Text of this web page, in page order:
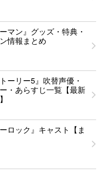
マン』グッズ・特典・
情報まとめ
ーリー5』吹替声優・
・あらすじ一覧【最新
ロック』キャスト【ま